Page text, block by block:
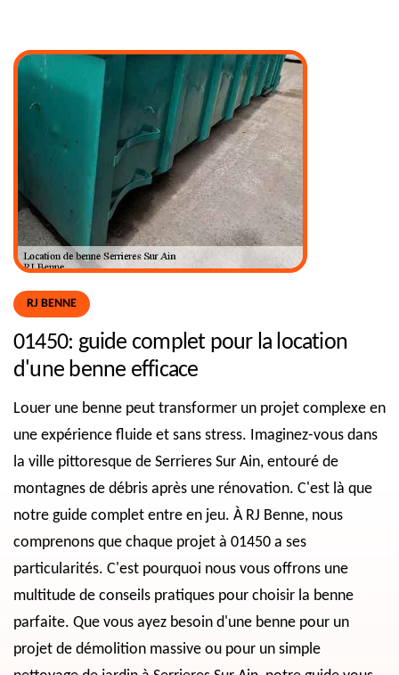
RJ BENNE
01450: guide complet pour la location
d'une benne efficace
Louer une benne peut transformer un projet complexe en
une expérience fluide et sans stress. Imaginez-vous dans
la ville pittoresque de Serrieres Sur Ain, entouré de
montagnes de débris après une rénovation. C'est là que
notre guide complet entre en jeu. À RJ Benne, nous
comprenons que chaque projet à 01450 a ses
particularités. C'est pourquoi nous vous offrons une
multitude de conseils pratiques pour choisir la benne
parfaite. Que vous ayez besoin d'une benne pour un
projet de démolition massive ou pour un simple